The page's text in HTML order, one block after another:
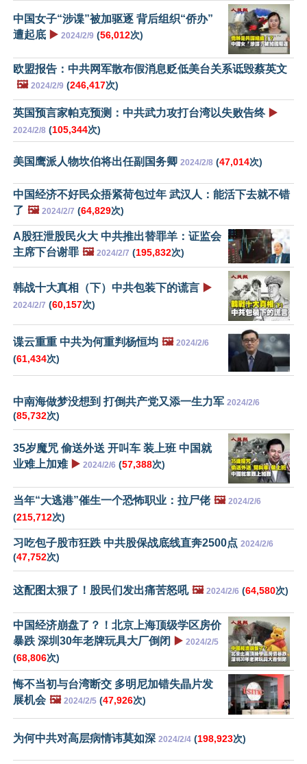
中国女子“涉谍”被加驱逐 背后组织“侨办”
遭起底 ▶️ 2024/2/9 (56,012次)
欧盟报告：中共网军散布假消息贬低美台关系诋毁蔡英文
🖼️ 2024/2/9 (246,417次)
英国预言家帕克预测：中共武力攻打台湾以失败告终 ▶️
2024/2/8 (105,344次)
美国鹰派人物坎伯将出任副国务卿 2024/2/8 (47,014次)
中国经济不好民众捂紧荷包过年 武汉人：能活下去就不错
了 🖼️ 2024/2/7 (64,829次)
A股狂泄股民火大 中共推出替罪羊：证监会
主席下台谢罪 🖼️ 2024/2/7 (195,832次)
韩战十大真相（下）中共包装下的谎言 ▶️
2024/2/7 (60,157次)
谍云重重 中共为何重判杨恒均 🖼️ 2024/2/6
(61,434次)
中南海做梦没想到 打倒共产党又添一生力军 2024/2/6
(85,732次)
35岁魔咒 偷送外送 开叫车 装上班 中国就
业难上加难 ▶️ 2024/2/6 (57,388次)
当年“大逃港”催生一个恐怖职业：拉尸佬 🖼️ 2024/2/6
(215,712次)
习吃包子股市狂跌 中共股保战底线直奔2500点 2024/2/6
(47,752次)
这配图太狠了！股民们发出痛苦怒吼 🖼️ 2024/2/6 (64,580次)
中国经济崩盘了？！北京上海顶级学区房价
暴跌 深圳30年老牌玩具大厂倒闭 ▶️ 2024/2/5
(68,806次)
悔不当初与台湾断交 多明尼加错失晶片发
展机会 🖼️ 2024/2/5 (47,926次)
为何中共对高层病情讳莫如深 2024/2/4 (198,923次)